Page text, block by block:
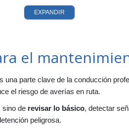
del motor
EXPANDIR
el
una parte clave de la conducción
el riesgo de averías en ruta.
sino de revisar lo básico, detectar
peligrosa.